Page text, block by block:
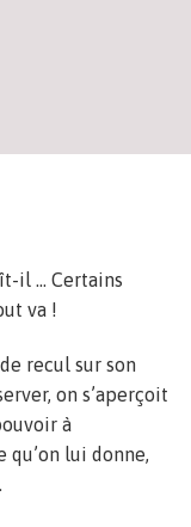
il … Certains
va !
recul sur son
on s’aperçoit
à
qu’on lui donne,